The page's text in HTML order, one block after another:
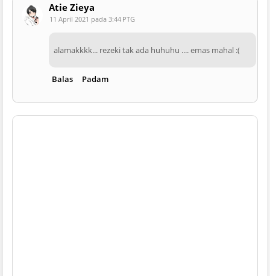
Atie Zieya
11 April 2021 pada 3:44 PTG
alamakkkk... rezeki tak ada huhuhu .... emas mahal :(
Balas Padam